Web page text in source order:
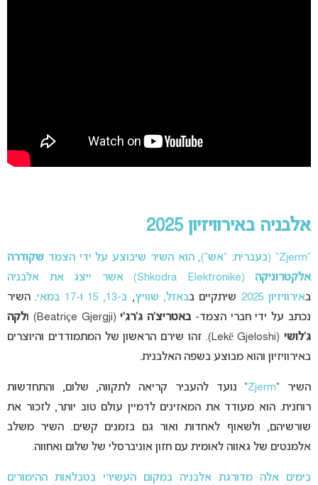
אלבניה באירוויזיון 2025
“Zjerm” (בעברית: “אש”), הוא השיר שיבוצע על ידי הצמד
שקודרה
אלקטרוניקה (Shkodra Elektronike) אשר ייצג את אלבניה
באירוויזיון 2025 שיתקיים בבאזל, שוויץ, ב-13, 15 ו-17 במאי
. השיר
נכתב על ידי חברי הצמד- באטריצ’ה ג’רג’י (Beatriçe Gjergji) ו
לקה
ג’לושי
(Lekë Gjeloshi). זהו שירם הראשון של המתמודדים והיוצרים
באירוויזיון והוא מבוצע בשפה האלבנית.
השיר “Zjerm” נועד להעביר קריאה לתקווה, שלום, והתחדשות
רוחנית. הוא מעודד את המאזינים לדמיין עולם טוב יותר, לזכור את
שורשיהם, ולשאוף לאחדות ואור גם בזמנים קשים. השיר משלב
אלמנטים של גאווה לאומית עם חזון אוניברסלי של שלום ואחווה.
בימים אלה מדורגת אלבניה במקום העשירי בטבלאות ההימורים